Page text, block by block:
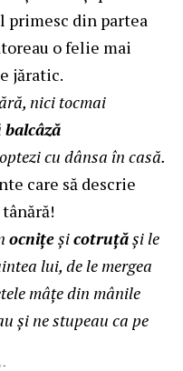
primesc din partea
o felie mai
jăratic.
nici tocmai
balcâză
cu dânsa în casă.
care să descrie
ocniţeşicotruţăşi le
lui, de le mergea
mâţe din mânile
şi ne stupeau ca pe
-